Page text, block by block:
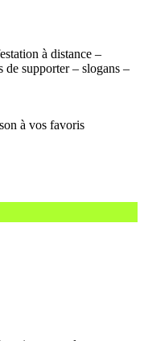
à distance –
de supporter – slogans –